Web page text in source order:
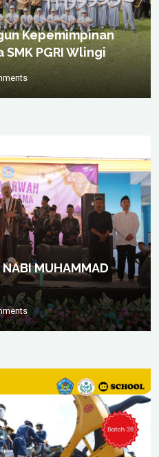
Kepemimpinan
PGRI Wlingi
MUHAMMAD